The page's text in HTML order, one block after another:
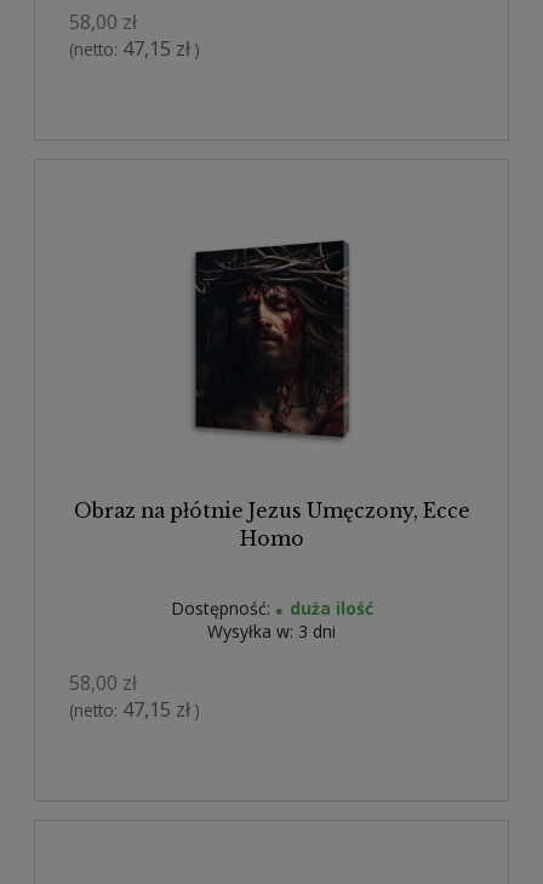
58,00 zł
(netto: 47,15 zł )
Obraz na płótnie Jezus Umęczony, Ecce
Homo
Dostępność:
duża ilość
Wysyłka w: 3 dni
58,00 zł
(netto: 47,15 zł )